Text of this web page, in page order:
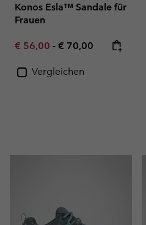
Konos Esla™ Sandale für
Frauen
Minimum sale price:
€ 56,00 - Maximum price:
€ 70,00
Vergleichen